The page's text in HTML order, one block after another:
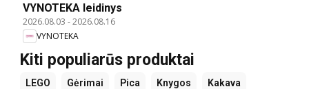
VYNOTEKA leidinys
2026.08.03 -2026.08.16
VYNOTEKA
Kiti populiarūs produktai
LEGO Gėrimai Pica Knygos Kakava